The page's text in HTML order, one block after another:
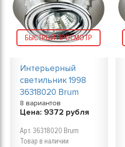
БЫСТРЫЙ ПРОСМОТР
Интерьерный
светильник 1998
36318020 Brum
8 вариантов
Цена: 9372 рубля
Арт. 36318020 Brum
Товар в наличии